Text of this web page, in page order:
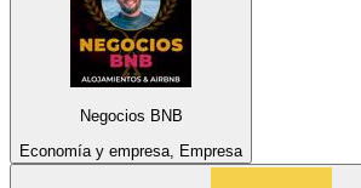
Negocios BNB
Economía y empresa, Empresa